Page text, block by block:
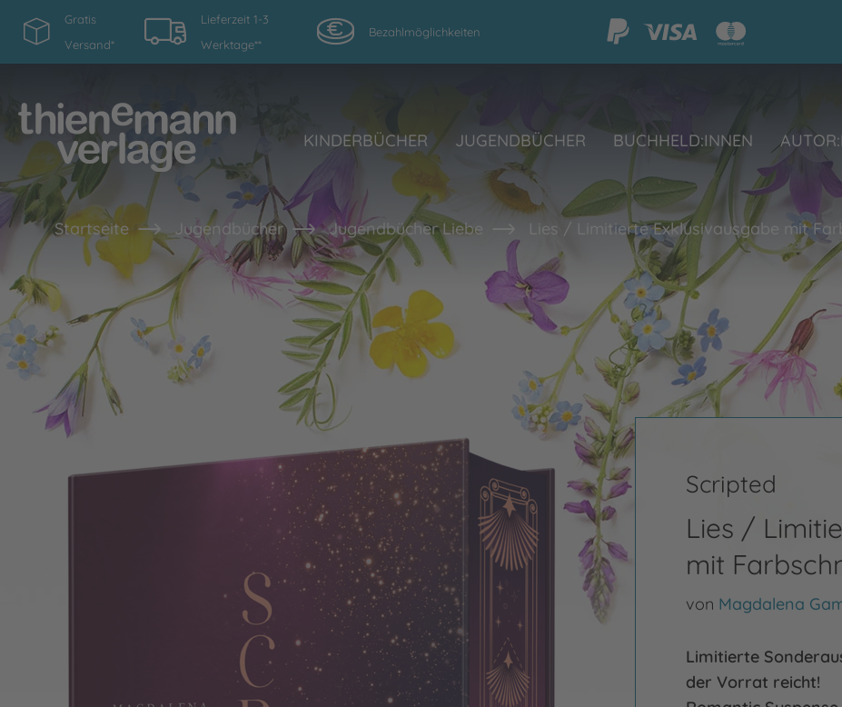
Gratis
Versand*
Lieferzeit 1-3
Werktage**
Bezahlmöglichkeiten
KINDERBÜCHER JUGENDBÜCHER BUCHHELD:INNEN
Startseite Jugendbücher Jugendbücher Liebe Lies / Limitierte Exklusivausgabe mit
Scripted
Lies /
mit
von Magdalena
Limitierte
der Vorrat reicht!